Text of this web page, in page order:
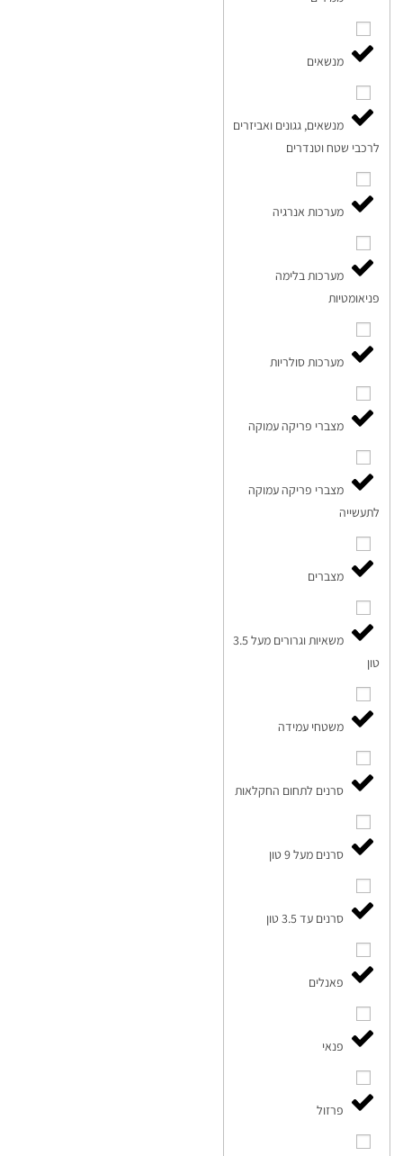
מנשאים
מנשאים, גגונים ואביזרים
לרכבי שטח וטנדרים
מערכות אנרגיה
מערכות בלימה
פניאומטיות
מערכות סולריות
מצברי פריקה עמוקה
מצברי פריקה עמוקה
לתעשייה
מצברים
משאיות וגרורים מעל 3.5
טון
משטחי עמידה
סרנים לתחום החקלאות
סרנים מעל 9 טון
סרנים עד 3.5 טון
פאנלים
פנאי
פרזול